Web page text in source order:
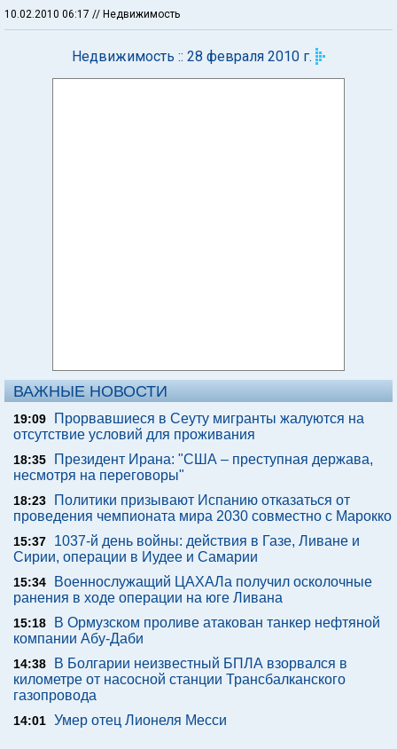
10.02.2010 06:17 // Недвижимость
Недвижимость :: 28 февраля 2010 г.
ВАЖНЫЕ НОВОСТИ
19:09
Прорвавшиеся в Сеуту мигранты жалуются на
отсутствие условий для проживания
18:35
Президент Ирана: "США – преступная держава,
несмотря на переговоры"
18:23
Политики призывают Испанию отказаться от
проведения чемпионата мира 2030 совместно с Марокко
15:37
1037-й день войны: действия в Газе, Ливане и
Сирии, операции в Иудее и Самарии
15:34
Военнослужащий ЦАХАЛа получил осколочные
ранения в ходе операции на юге Ливана
15:18
В Ормузском проливе атакован танкер нефтяной
компании Абу-Даби
14:38
В Болгарии неизвестный БПЛА взорвался в
километре от насосной станции Трансбалканского
газопровода
14:01 Умер отец Лионеля Месси